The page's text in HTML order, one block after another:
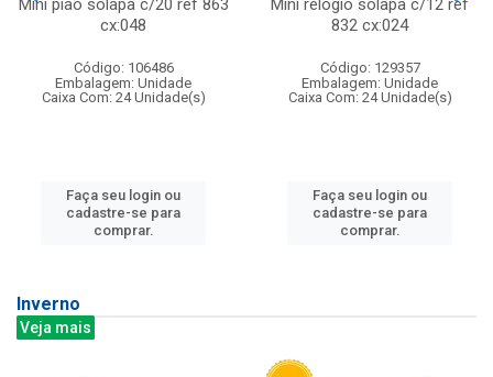
Mini piao solapa c/20 ref 863
cx:048
Código: 106486
Embalagem: Unidade
Caixa Com: 24 Unidade(s)
Faça seu login ou
cadastre-se para
comprar.
Mini relogio solapa c/12 ref
832 cx:024
Código: 129357
Embalagem: Unidade
Caixa Com: 24 Unidade(s)
Faça seu login ou
cadastre-se para
comprar.
Inverno
Veja mais